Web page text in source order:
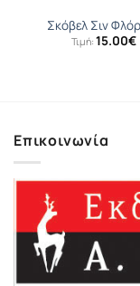
Σκόβελ Σιν
Τιμή: 15.00€
Επικοινωνία